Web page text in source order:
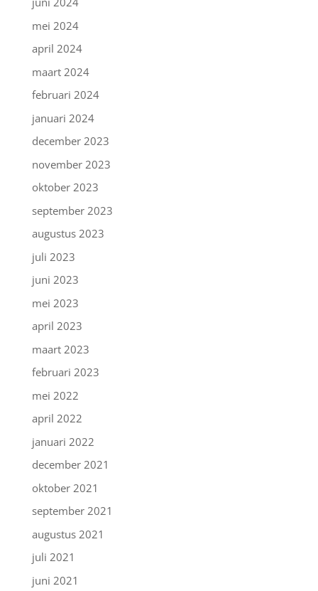
mei 2024
april 2024
maart 2024
februari 2024
januari 2024
december 2023
november 2023
oktober 2023
september 2023
augustus 2023
juli 2023
juni 2023
mei 2023
april 2023
maart 2023
februari 2023
mei 2022
april 2022
januari 2022
december 2021
oktober 2021
september 2021
augustus 2021
juli 2021
juni 2021